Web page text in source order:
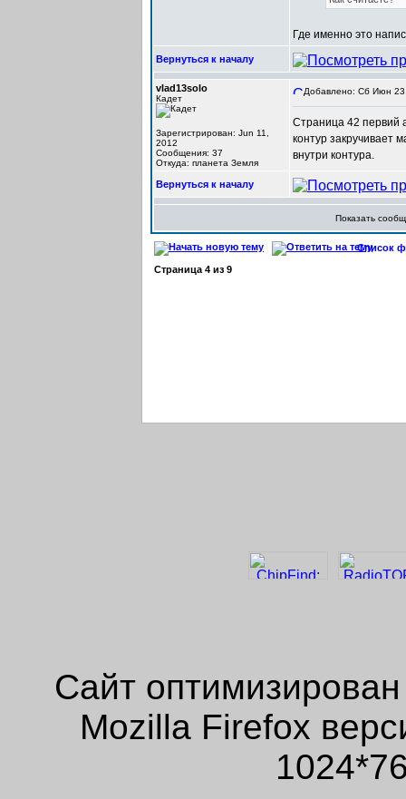
Где именно это
Вернуться к началу
vlad13solo
Кадет
Зарегистрирован: Jun 11,
2012
Сообщения: 37
Откуда: планета Земля
Добавлено: Сб Июн
Страница 42 первий
контур закручивает
внутри контура.
Вернуться к началу
Показать
Список
Страница 4 из 9
Сайт
Mozilla Firefox